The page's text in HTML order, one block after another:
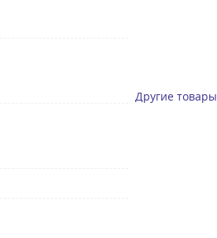
Другие товары